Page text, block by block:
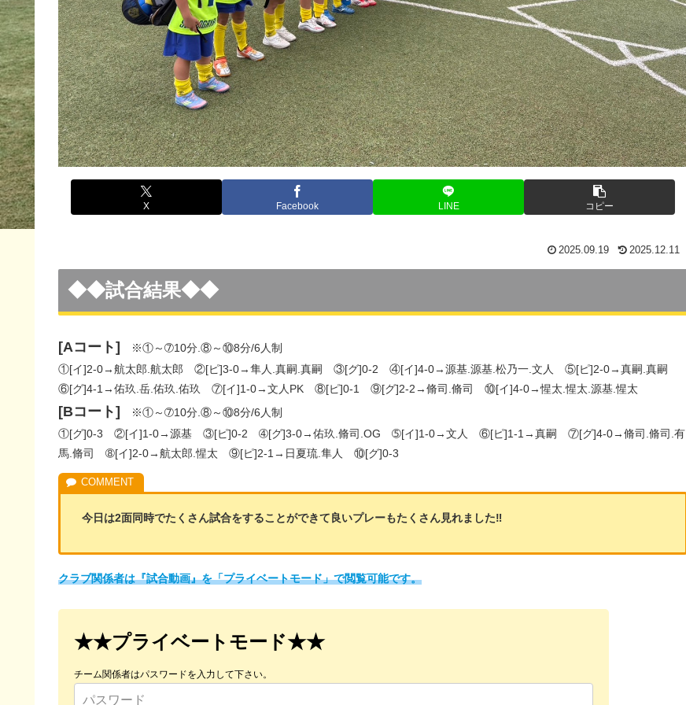
X Facebook LINE コピー
2025.09.19 2025.12.11
◆◆試合結果◆◆
[Aコート]
※①～➆10分.⑧～⑩8分/6人制
①[イ]2-0→航太郎.航太郎 ②[ピ]3-0→隼人.真嗣.真嗣 ③[グ]0-2 ④[イ]4-0→源基.源基.松乃一.文人 ⑤[ピ]2-0→真嗣.真嗣
⑥[グ]4-1→佑玖.岳.佑玖.佑玖 ⑦[イ]1-0→文人PK ⑧[ピ]0-1 ⑨[グ]2-2→脩司.脩司 ⑩[イ]4-0→惺太.惺太.源基.惺太
[Bコート]
※①～➆10分.⑧～⑩8分/6人制
①[グ]0-3 ②[イ]1-0→源基 ③[ピ]0-2 ➃[グ]3-0→佑玖.脩司.OG ➄[イ]1-0→文人 ⑥[ピ]1-1→真嗣 ⑦[グ]4-0→脩司.脩司.有
馬.脩司 ➇[イ]2-0→航太郎.惺太 ⑨[ピ]2-1→日夏琉.隼人 ⑩[グ]0-3
今日は2面同時でたくさん試合をすることができて良いプレーもたくさん見れました‼️
クラブ関係者は『試合動画』を「プライベートモード」で閲覧可能です。
★★プライベートモード★★
チーム関係者はパスワードを入力して下さい。